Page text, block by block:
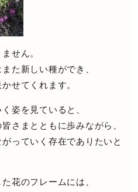
せん。
た新しい種ができ、
せてくれます。
姿を見ていると、
さまとともに歩みながら、
っていく存在でありたいと
花のフレームには、